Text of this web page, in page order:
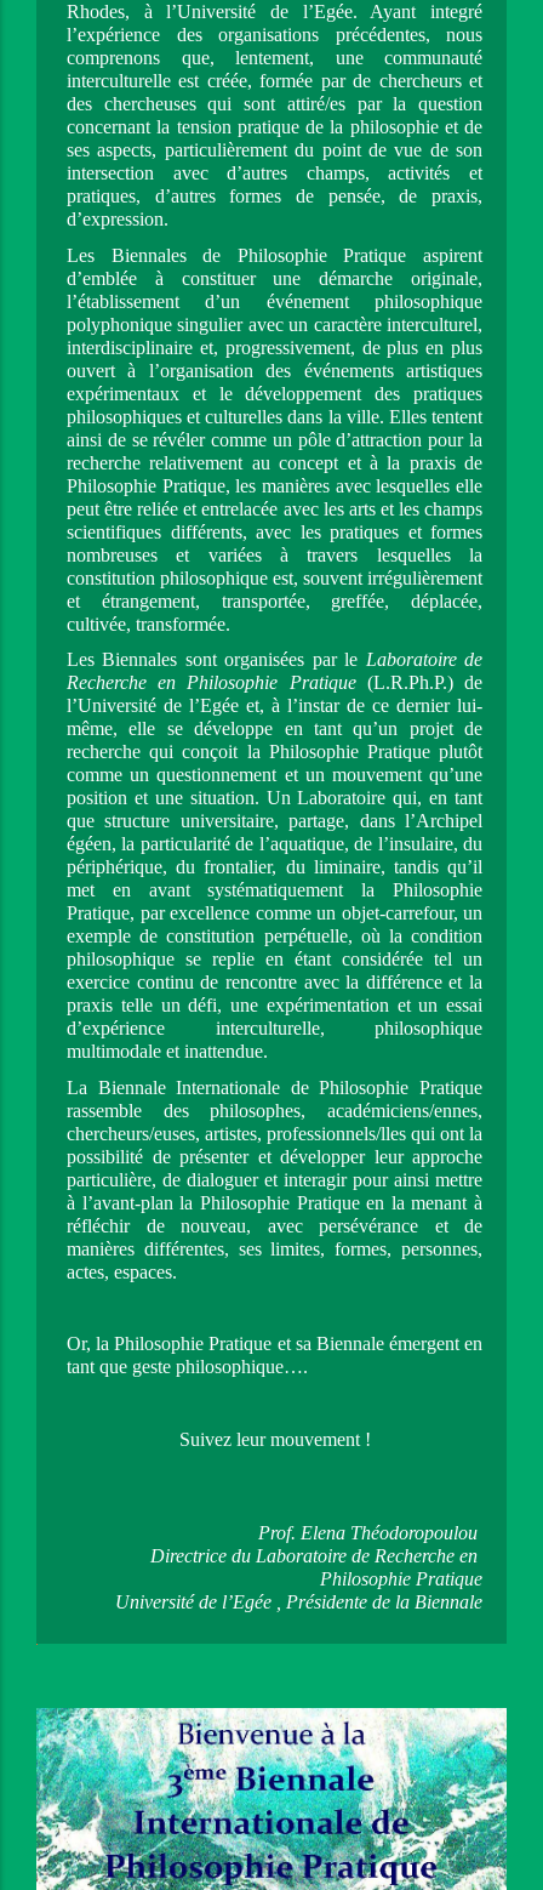
Rhodes, à l’Université de l’Egée. Ayant integré
l’expérience des organisations précédentes, nous
comprenons que, lentement, une communauté
interculturelle est créée, formée par de chercheurs et
des chercheuses qui sont attiré/es par la question
concernant la tension pratique de la philosophie et de
ses aspects, particulièrement du point de vue de son
intersection avec d’autres champs, activités et
pratiques, d’autres formes de pensée, de praxis,
d’expression.
Les Biennales de Philosophie Pratique aspirent
d’emblée à constituer une démarche originale,
l’établissement d’un événement philosophique
polyphonique singulier avec un caractère interculturel,
interdisciplinaire et, progressivement, de plus en plus
ouvert à l’organisation des événements artistiques
expérimentaux et le développement des pratiques
philosophiques et culturelles dans la ville. Elles tentent
ainsi de se révéler comme un pôle d’attraction pour la
recherche relativement au concept et à la praxis de
Philosophie Pratique, les manières avec lesquelles elle
peut être reliée et entrelacée avec les arts et les champs
scientifiques différents, avec les pratiques et formes
nombreuses et variées à travers lesquelles la
constitution philosophique est, souvent irrégulièrement
et étrangement, transportée, greffée, déplacée,
cultivée, transformée.
Les Biennales sont organisées par le Laboratoire de
Recherche en Philosophie Pratique (L.R.Ph.P.) de
l’Université de l’Egée et, à l’instar de ce dernier lui-
même, elle se développe en tant qu’un projet de
recherche qui conçoit la Philosophie Pratique plutôt
comme un questionnement et un mouvement qu’une
position et une situation. Un Laboratoire qui, en tant
que structure universitaire, partage, dans l’Archipel
égéen, la particularité de l’aquatique, de l’insulaire, du
périphérique, du frontalier, du liminaire, tandis qu’il
met en avant systématiquement la Philosophie
Pratique, par excellence comme un objet-carrefour, un
exemple de constitution perpétuelle, où la condition
philosophique se replie en étant considérée tel un
exercice continu de rencontre avec la différence et la
praxis telle un défi, une expérimentation et un essai
d’expérience interculturelle, philosophique
multimodale et inattendue.
La Biennale Internationale de Philosophie Pratique
rassemble des philosophes, académiciens/ennes,
chercheurs/euses, artistes, professionnels/lles qui ont la
possibilité de présenter et développer leur approche
particulière, de dialoguer et interagir pour ainsi mettre
à l’avant-plan la Philosophie Pratique en la menant à
réfléchir de nouveau, avec persévérance et de
manières différentes, ses limites, formes, personnes,
actes, espaces.
Or, la Philosophie Pratique et sa Biennale émergent en
tant que geste philosophique….
Suivez leur mouvement !
Prof. Elena Théodoropoulou
Directrice du Laboratoire de Recherche en
Philosophie Pratique
Université de l’Egée , Présidente de la Biennale